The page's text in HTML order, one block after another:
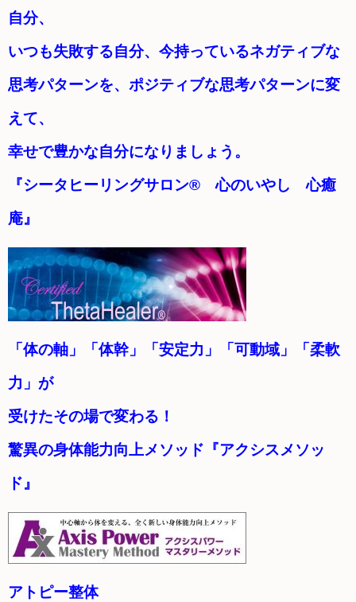
自分、
いつも失敗する自分、今持っているネガティブな
思考パターンを、ポジティブな思考パターンに変
えて、
幸せで豊かな自分になりましょう。
『シータヒーリングサロン® 心のいやし 心癒
庵』
「体の軸」「体幹」「安定力」「可動域」「柔軟
力」が
受けたその場で変わる！
驚異の身体能力向上メソッド『アクシスメソッ
ド』
アトピー整体